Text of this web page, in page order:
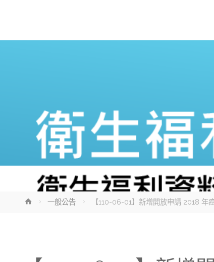
Home一般公告 【110-06-01】新增開放申請 2018